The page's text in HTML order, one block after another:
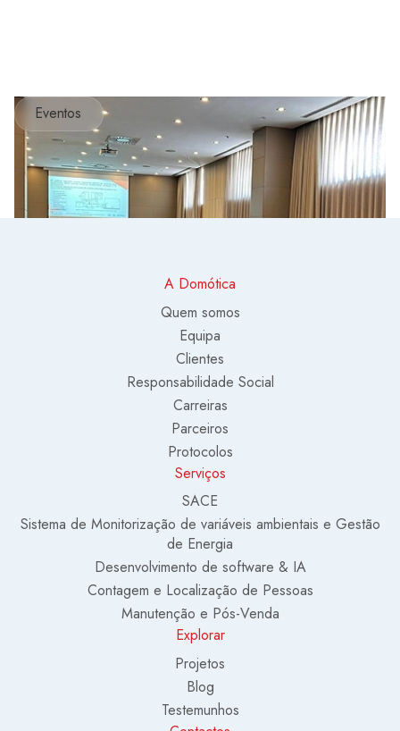
Eventos
A Domótica
Quem somos
Equipa
Clientes
Responsabilidade Social
Carreiras
Parceiros
Protocolos
Serviços
SACE
Sistema de Monitorização de variáveis ambientais e Gestão
de Energia
Desenvolvimento de software & IA
Contagem e Localização de Pessoas
Manutenção e Pós-Venda
Explorar
Projetos
Blog
Testemunhos